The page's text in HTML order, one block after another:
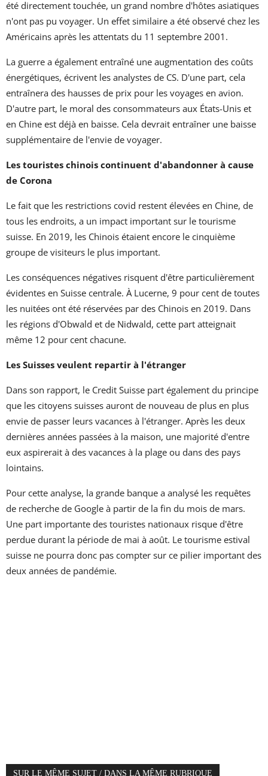
été directement touchée, un grand nombre d'hôtes asiatiques
n'ont pas pu voyager. Un effet similaire a été observé chez les
Américains après les attentats du 11 septembre 2001.
La guerre a également entraîné une augmentation des coûts
énergétiques, écrivent les analystes de CS. D'une part, cela
entraînera des hausses de prix pour les voyages en avion.
D'autre part, le moral des consommateurs aux États-Unis et
en Chine est déjà en baisse. Cela devrait entraîner une baisse
supplémentaire de l'envie de voyager.
Les touristes chinois continuent d'abandonner à cause
de Corona
Le fait que les restrictions covid restent élevées en Chine, de
tous les endroits, a un impact important sur le tourisme
suisse. En 2019, les Chinois étaient encore le cinquième
groupe de visiteurs le plus important.
Les conséquences négatives risquent d'être particulièrement
évidentes en Suisse centrale. À Lucerne, 9 pour cent de toutes
les nuitées ont été réservées par des Chinois en 2019. Dans
les régions d'Obwald et de Nidwald, cette part atteignait
même 12 pour cent chacune.
Les Suisses veulent repartir à l'étranger
Dans son rapport, le Credit Suisse part également du principe
que les citoyens suisses auront de nouveau de plus en plus
envie de passer leurs vacances à l'étranger. Après les deux
dernières années passées à la maison, une majorité d'entre
eux aspirerait à des vacances à la plage ou dans des pays
lointains.
Pour cette analyse, la grande banque a analysé les requêtes
de recherche de Google à partir de la fin du mois de mars.
Une part importante des touristes nationaux risque d'être
perdue durant la période de mai à août. Le tourisme estival
suisse ne pourra donc pas compter sur ce pilier important des
deux années de pandémie.
SUR LE MÊME SUJET / DANS LA MÊME RUBRIQUE